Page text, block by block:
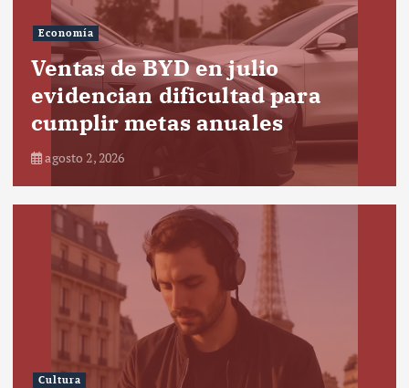
Economía
Ventas de BYD en julio
evidencian dificultad para
cumplir metas anuales
agosto 2, 2026
Cultura